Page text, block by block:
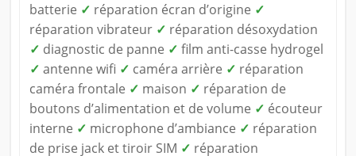
batterie ✓ réparation écran d’origine ✓
réparation vibrateur ✓ réparation désoxydation
✓ diagnostic de panne ✓ film anti-casse hydrogel
✓ antenne wifi ✓ caméra arrière ✓ réparation
caméra frontale ✓ maison ✓ réparation de
boutons d’alimentation et de volume ✓ écouteur
interne ✓ microphone d’ambiance ✓ réparation
de prise jack et tiroir SIM ✓ réparation